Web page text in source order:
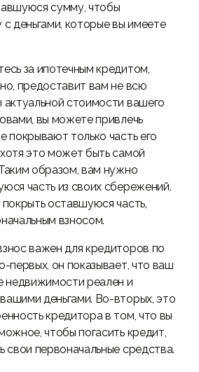
сумму, чтобы
с деньгами, которые вы имеете
за ипотечным кредитом,
предоставит вам не всю
стоимости вашего
вы можете привлечь
покрывают только часть его
это может быть самой
образом, вам нужно
часть из своих сбережений.
оставшуюся часть,
взносом.
важен для кредиторов по
первых, он показывает, что ваш
недвижимости реален и
деньгами. Во-вторых, это
кредитора в том, что вы
чтобы погасить кредит,
свои первоначальные средства.